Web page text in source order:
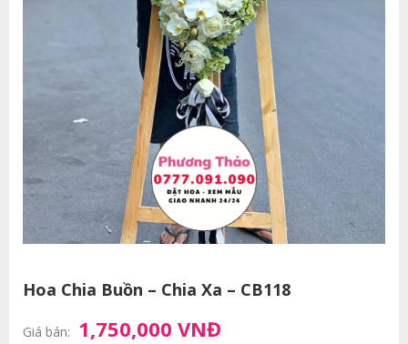
Hoa Chia Buồn – Chia Xa – CB118
Giá bán: 1,750,000 VNĐ